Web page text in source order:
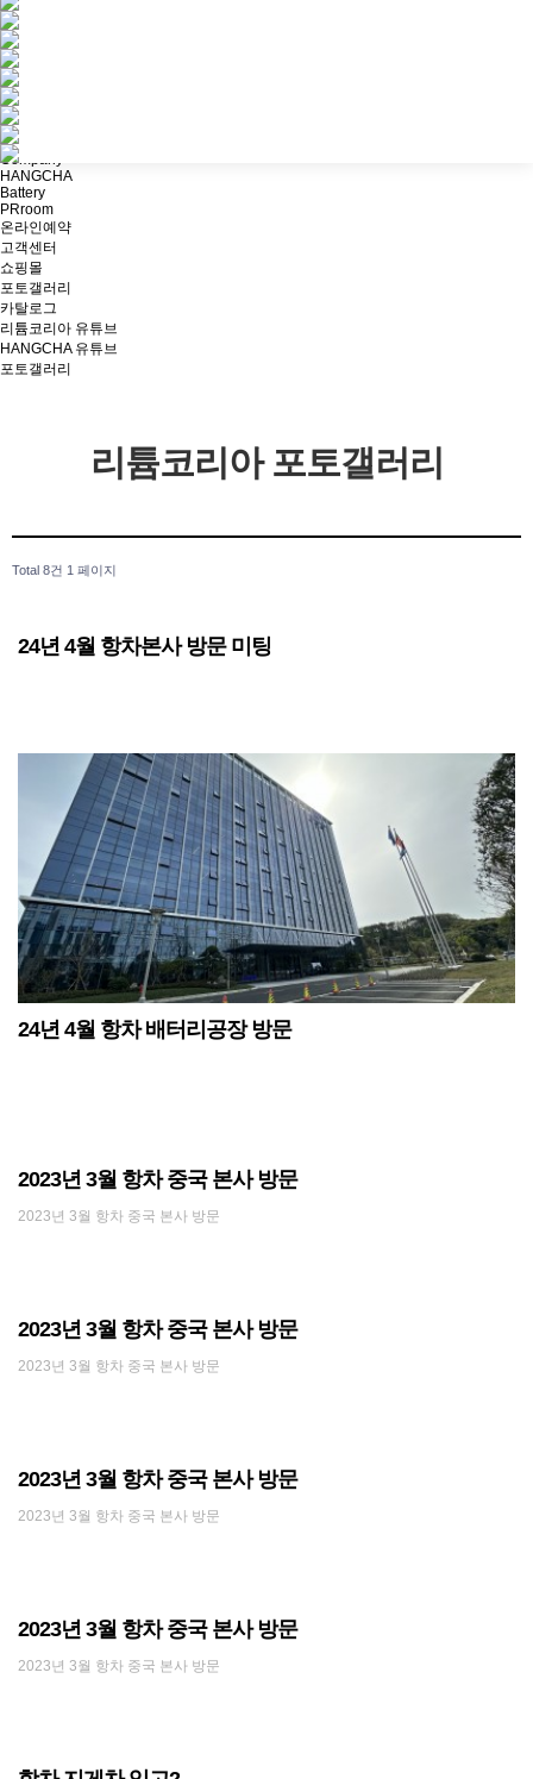
팔레트 스태커
랙터
게차
PRroom
포토갤러리
PRroom
Company
HANGCHA
Battery
PRroom
온라인예약
고객센터
쇼핑몰
포토갤러리
카탈로그
리튬코리아 유튜브
HANGCHA 유튜브
포토갤러리
리튬코리아 포토갤러리
Total 8건 1 페이지
24년 4월 항차본사 방문 미팅
24년 4월 항차 배터리공장 방문
2023년 3월 항차 중국 본사 방문
2023년 3월 항차 중국 본사 방문
2023년 3월 항차 중국 본사 방문
2023년 3월 항차 중국 본사 방문
2023년 3월 항차 중국 본사 방문
2023년 3월 항차 중국 본사 방문
2023년 3월 항차 중국 본사 방문
2023년 3월 항차 중국 본사 방문